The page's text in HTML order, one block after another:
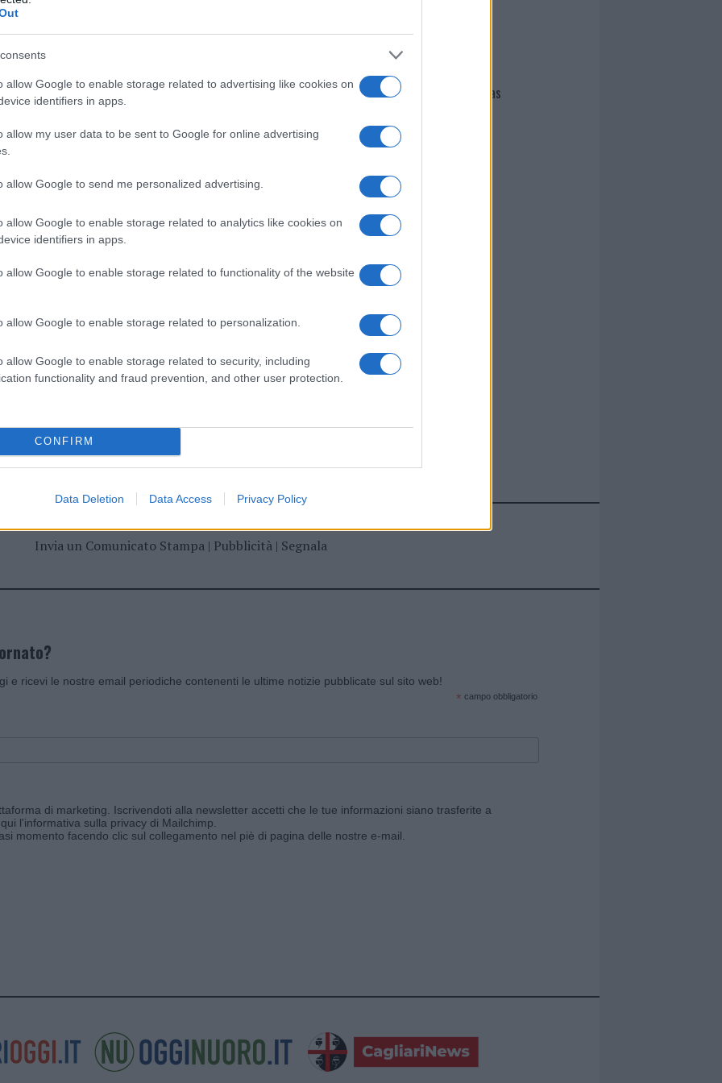
allow Google to enable storage related to advertising like cookies on
identifiers in apps.
allow my user data to be sent to Google for online advertising
allow Google to send me personalized advertising.
allow Google to enable storage related to analytics like cookies on
identifiers in apps.
allow Google to enable storage related to functionality of the website
allow Google to enable storage related to personalization.
allow Google to enable storage related to security, including
functionality and fraud prevention, and other user protection.
CONFIRM
Data Deletion Data Access Privacy Policy
Posada
S'iscala 131 Dcn
di GalluraOggi.it
i tuoi video e le tue foto
+39 345 356 7512
news da
Prossimo articolo
Giovannimaria Cabras
Invia un Comunicato Stampa| Pubblicità| Segnala
e ricevi le nostre email periodiche contenenti le ultime notizie pubblicate sul sito web!
* campo obbligatorio
di marketing. Iscrivendoti alla newsletter accetti che le tue informazioni siano trasferite a
l'informativa sulla privacy di Mailchimp
momento facendo clic sul collegamento nel piè di pagina delle nostre e-mail.